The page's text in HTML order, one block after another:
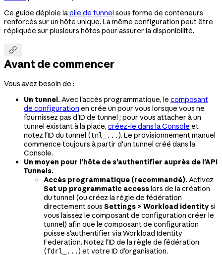
Ce guide déploie lapile de tunnel sous forme de conteneurs
renforcés sur un hôte unique. La même configuration peut être
répliquée sur plusieurs hôtes pour assurer la disponibilité.

Avant de commencer
Vous avez besoin de :
Un tunnel.Avec l'accès programmatique, le composant
de configuration en crée un pour vous lorsque vous ne
fournissez pas d'ID de tunnel ; pour vous attacher à un
tunnel existant à la place, créez-le dans la Console et
notez l'ID du tunnel (tnl_...). Le provisionnement manuel
commence toujours à partir d'un tunnel créé dans la
Console.
Un moyen pour l'hôte de s'authentifier auprès de l'API
Tunnels.
Accès programmatique (recommandé).Activez
Set up programmatic accesslors de la création
du tunnel (ou créez la règle de fédération
directement sous Settings > Workload identitysi
vous laissez le composant de configuration créer le
tunnel) afin que le composant de configuration
puisse s'authentifier via Workload Identity
Federation. Notez l'ID de la règle de fédération
(fdrl_...) et votre ID d'organisation.